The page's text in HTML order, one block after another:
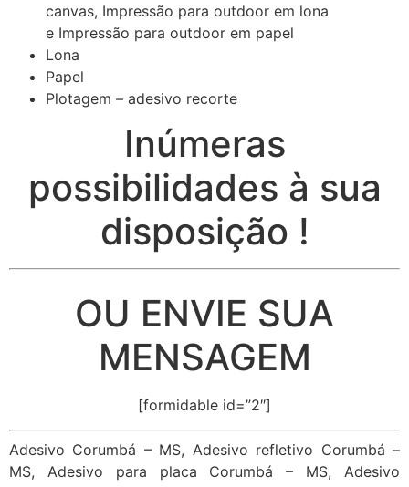
canvas, Impressão para outdoor em lona
e Impressão para outdoor em papel
Lona
Papel
Plotagem – adesivo recorte
Inúmeras
possibilidades à sua
disposição !
OU ENVIE SUA
MENSAGEM
[formidable id=”2″]
Adesivo Corumbá – MS, Adesivo refletivo Corumbá –
MS, Adesivo para placa Corumbá – MS, Adesivo